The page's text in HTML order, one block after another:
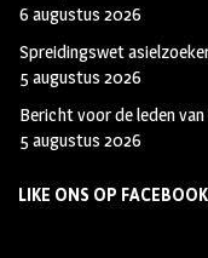
6 augustus 2026
Spreidingswet
5 augustus 2026
Bericht voor de leden
5 augustus 2026
LIKE ONS OP